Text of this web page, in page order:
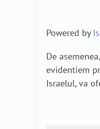
Powered by
De
evidentiem
Israelul, va